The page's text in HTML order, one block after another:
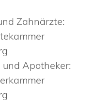
Zahnärzte:
Apotheker: